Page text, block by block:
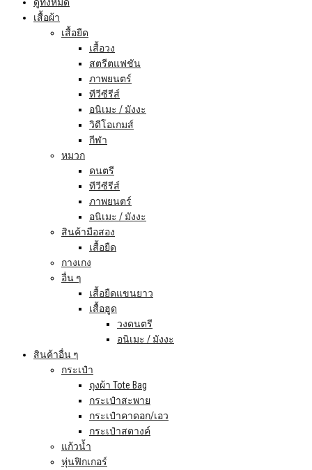
เสื้อผ้า
เสื้อยืด
เสื้อวง
สตรีตแฟชัน
ภาพยนตร์
ทีวีซีรีส์
อนิเมะ / มังงะ
วิดีโอเกมส์
กีฬา
หมวก
ดนตรี
ทีวีซีรีส์
ภาพยนตร์
อนิเมะ / มังงะ
สินค้ามือสอง
เสื้อยืด
กางเกง
อื่น ๆ
เสื้อยืดแขนยาว
เสื้อฮูด
วงดนตรี
อนิเมะ / มังงะ
สินค้าอื่น ๆ
กระเป๋า
ถุงผ้า Tote Bag
กระเป๋าสะพาย
กระเป๋าคาดอก/เอว
กระเป๋าสตางค์
แก้วน้ำ
หุ่นฟิกเกอร์